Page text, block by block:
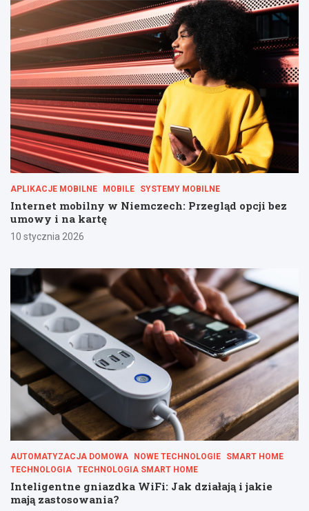
APLIKACJE MOBILNE MOBILE SYSTEMY MOBILNE
Internet mobilny w Niemczech: Przegląd opcji bez
umowy i na kartę
10 stycznia 2026
AUTOMATYZACJA DOMOWA NOWE TECHNOLOGIE
SMART HOME
TECHNOLOGIA TECHNOLOGIA SMART HOME
Inteligentne gniazdka WiFi: Jak działają i jakie
mają zastosowania?